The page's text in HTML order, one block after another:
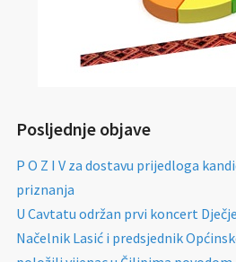
Posljednje objave
P O Z I V za dostavu prijedloga
priznanja
U Cavtatu održan prvi koncert
Načelnik Lasić i predsjednik